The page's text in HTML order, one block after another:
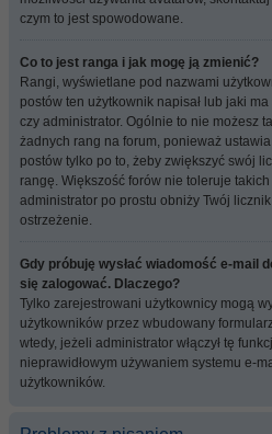
czym to jest spowodowane.
Co to jest ranga i jak mogę ją zmienić?
Rangi, wyświetlane pod nazwami
postów ten użytkownik napisał lub jaki
czy administrator. Ogólnie to nie możesz
żadnych rang na forum, ponieważ
postów tylko po to, żeby zwiększyć swój
rangę. Większość forów nie toleruje
administrator po prostu obniży Twój
ostrzeżenie.
Gdy próbuję wysłać wiadomość e-mail
się zalogować. Dlaczego?
Tylko zarejestrowani użytkownicy mogą
użytkowników przez wbudowany
wtedy, jeżeli administrator włączył tę
nieprawidłowym używaniem systemu e-
użytkowników.